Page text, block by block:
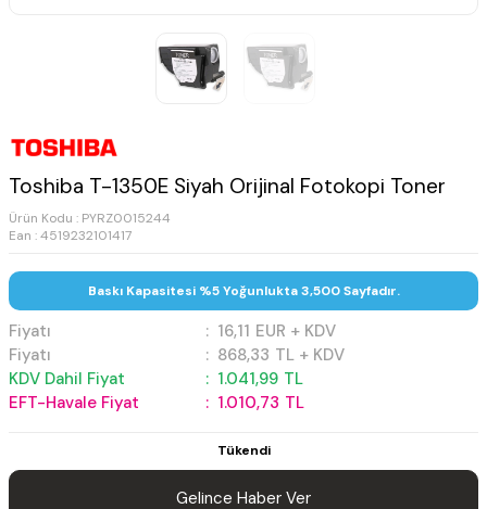
Toshiba T-1350E Siyah Orijinal Fotokopi Toner
Ürün Kodu : PYRZ0015244
Ean : 4519232101417
Baskı Kapasitesi %5 Yoğunlukta 3,500 Sayfadır.
Fiyatı : 16,11 EUR + KDV
Fiyatı
: 868,33 TL + KDV
KDV Dahil Fiyat
: 1.041,99 TL
EFT-Havale Fiyat
: 1.010,73 TL
Tükendi
Gelince Haber Ver